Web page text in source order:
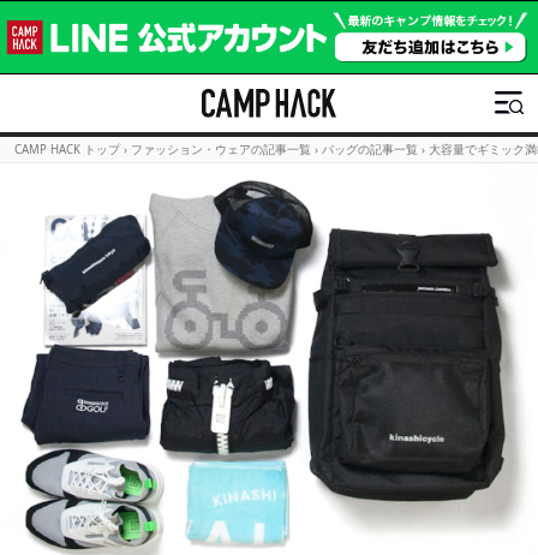
CAMP HACK トップ › ファッション・ウェアの記事一覧 › バッグの記事一覧 › 大容量でギミック